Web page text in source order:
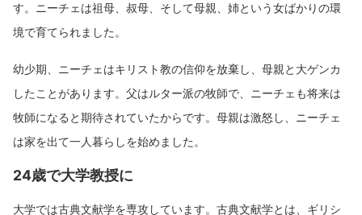
す。ニーチェは祖母、叔母、そして母親、姉という女ばかりの環
境で育てられました。
幼少期、ニーチェはキリスト教の信仰を放棄し、母親と大ゲンカ
したことがあります。父はルター派の牧師で、ニーチェも将来は
牧師になると期待されていたからです。母親は激怒し、ニーチェ
は家を出て一人暮らしを始めました。
24歳で大学教授に
大学では古典文献学を専攻しています。古典文献学とは、ギリシ